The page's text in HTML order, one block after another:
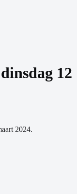
dinsdag 12
2024.